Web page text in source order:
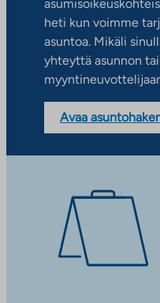
heti kun voimme
asuntoa. Mikäli
yhteyttä asunnon
Avaa